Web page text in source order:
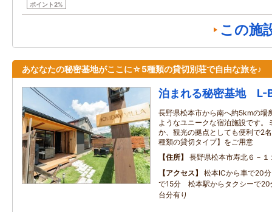
ポイント2%
この施
あななたの秘密基地がここに☆5種類の貸切別荘で自由な旅を♪
泊まれる秘密基地 L-
長野県松本市から南へ約5kmの場
ようなユニークな宿泊施設です。
か、観光の拠点としても便利で2
種類の貸切タイプ】をご用意
住所
長野県松本市寿北６－１
アクセス
松本ICから車で20
で15分 松本駅からタクシーで
台分有り